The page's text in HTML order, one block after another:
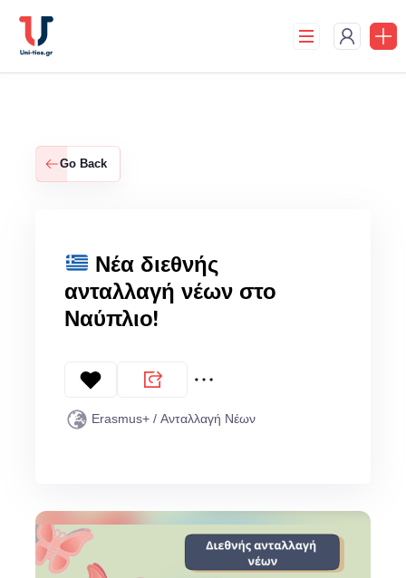
content
Go Back
Νέα διεθνής
ανταλλαγή νέων στο
Ναύπλιο!
Erasmus+ / Ανταλλαγή Νέων